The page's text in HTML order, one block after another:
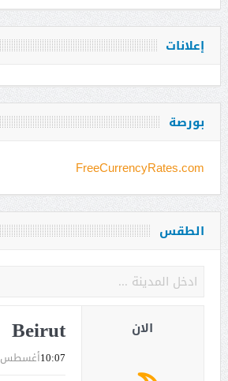
إعلانات
بورصة
FreeCurrencyRates.com
الطقس
Beirut
أغسطس0610:07
الان